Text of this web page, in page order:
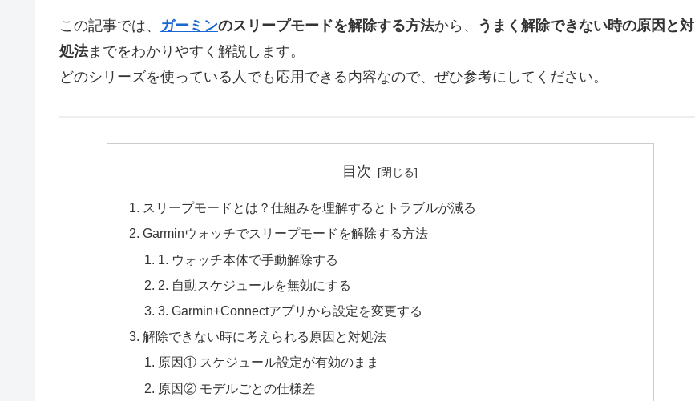
この記事では、 ガーミンのスリープモードを解除する方法から、
うまく解除できない時の原因と対
処法までをわかりやすく解説します。
どのシリーズを使っている人でも応用できる内容なので、ぜひ参考にしてください。
目次
スリープモードとは？仕組みを理解するとトラブルが減る
Garminウォッチでスリープモードを解除する方法
1. ウォッチ本体で手動解除する
2. 自動スケジュールを無効にする
3. Garmin+Connectアプリから設定を変更する
解除できない時に考えられる原因と対処法
原因① スケジュール設定が有効のまま
原因② モデルごとの仕様差